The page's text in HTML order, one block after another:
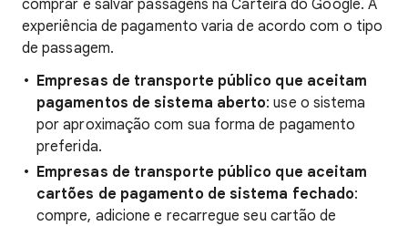
comprar e salvar passagens na Carteira do Google. A
experiência de pagamento varia de acordo com o tipo
de passagem.
Empresas de transporte público que aceitam
pagamentos de sistema aberto: use o sistema
por aproximação com sua forma de pagamento
preferida.
Empresas de transporte público que aceitam
cartões de pagamento de sistema fechado:
compre, adicione e recarregue seu cartão de